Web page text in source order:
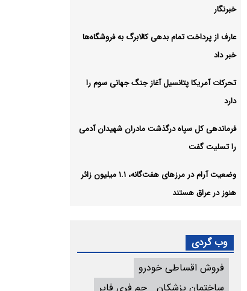
خبرنگار
عارف از پرداخت تمام بدهی کالابرگ به فروشگاه‌ها
خبر داد
تحرکات آمریکا پتانسیل آغاز جنگ جهانی سوم را
دارد
فرماندهی کل سپاه درگذشت مادران شهیدان آدمی
را تسلیت گفت
وضعیت آرام در مرزهای هفت‌گانه، ۱.۱ میلیون زائر
هنوز در عراق هستند
وب گردی
فروش اقساطی خودرو
ساختمان پزشکان
جم فری فایر